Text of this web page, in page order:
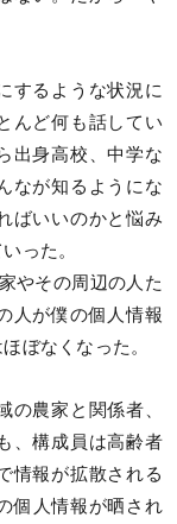
するような状況に
んど何も話してい
出身高校、中学な
なが知るようにな
ばいいのかと悩み
った。
やその周辺の人た
人が僕の個人情報
ぼなくなった。
の農家と関係者、
、構成員は高齢者
情報が拡散される
個人情報が晒され